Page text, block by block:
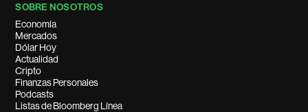
SOBRE NOSOTROS
Economía
Mercados
Dólar Hoy
Actualidad
Cripto
Finanzas Personales
Podcasts
Listas de Bloomberg Línea